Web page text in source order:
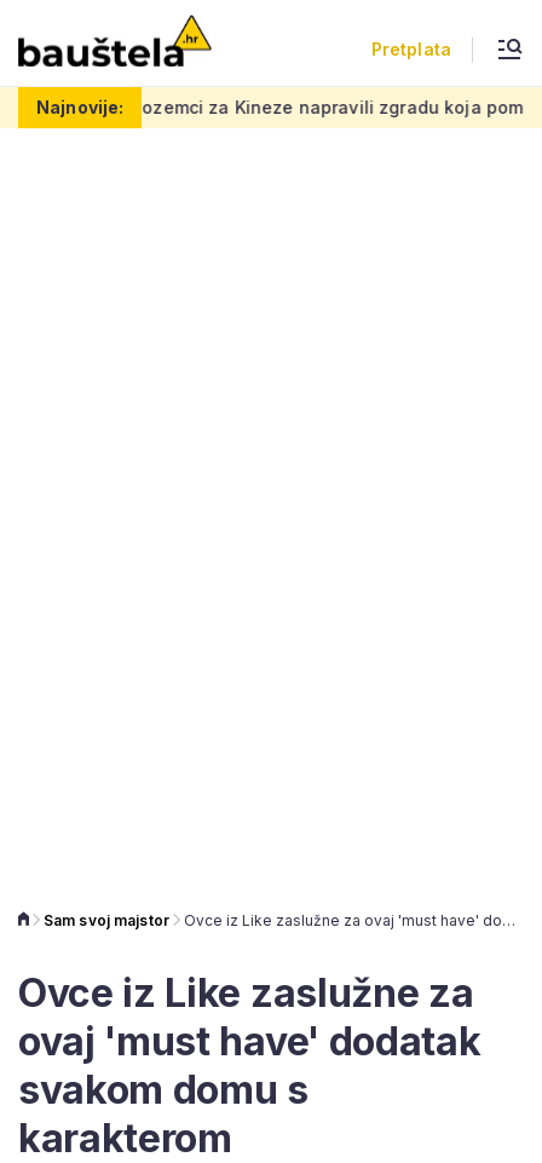
Pretplata
Najnovije:
napravili zgradu koja pomiče granice, boje i oblici
Sam svoj majstor Ovce iz Like zaslužne za ovaj 'must have' dodatak svakom domu s karakterom
Ovce iz Like zaslužne za
ovaj 'must have' dodatak
svakom domu s
karakterom